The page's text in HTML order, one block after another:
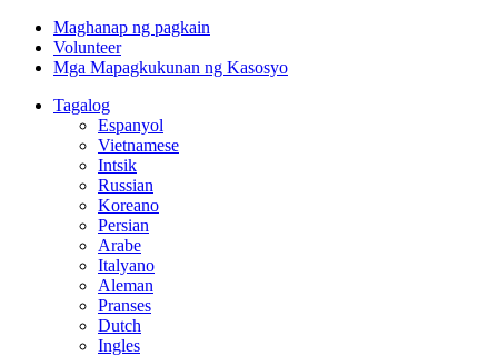
Maghanap ng pagkain
Volunteer
Mga Mapagkukunan ng Kasosyo
Tagalog
Espanyol
Vietnamese
Intsik
Russian
Koreano
Persian
Arabe
Italyano
Aleman
Pranses
Dutch
Ingles